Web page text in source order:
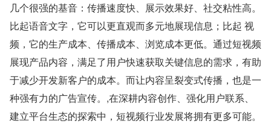
几个很强的基音：传播速度快、展示效果好、社交粘性高。
比起语音文字，它可以更直观而多元地展现信息；比起 视
频，它的生产成本、传播成本、浏览成本更低。通过短视频
展现产品内容，满足了用户快速获取关键信息的需求，有助
于减少开发新客户的成本。而让内容呈裂变式传播，也是一
种强有力的广告宣传。,在深耕内容创作、强化用户联系、
建立平台生态的探索中，短视频行业发展将拥有更多可能。